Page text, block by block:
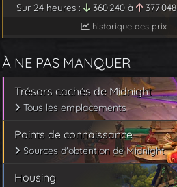
Sur 24 heures :
360 240 à 377 048
historique des prix
À NE PAS MANQUER
Trésors cachés de Midnight
Tous les emplacements
Points de connaissance
Sources d'obtention de Midnight
Housing